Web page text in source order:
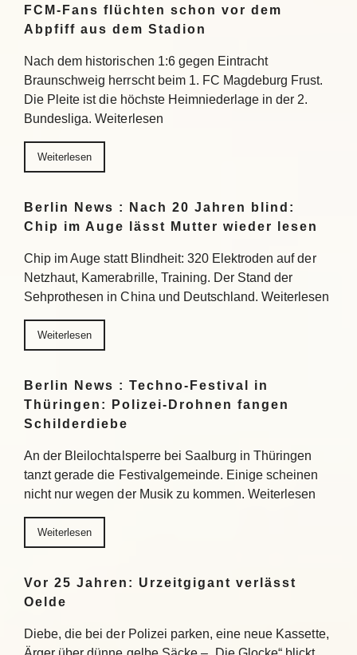
FCM-Fans flüchten schon vor dem
Abpfiff aus dem Stadion
Nach dem historischen 1:6 gegen Eintracht
Braunschweig herrscht beim 1. FC Magdeburg Frust.
Die Pleite ist die höchste Heimniederlage in der 2.
Bundesliga. Weiterlesen
Weiterlesen
Berlin News : Nach 20 Jahren blind:
Chip im Auge lässt Mutter wieder lesen
Chip im Auge statt Blindheit: 320 Elektroden auf der
Netzhaut, Kamerabrille, Training. Der Stand der
Sehprothesen in China und Deutschland. Weiterlesen
Weiterlesen
Berlin News : Techno-Festival in
Thüringen: Polizei-Drohnen fangen
Schilderdiebe
An der Bleilochtalsperre bei Saalburg in Thüringen
tanzt gerade die Festivalgemeinde. Einige scheinen
nicht nur wegen der Musik zu kommen. Weiterlesen
Weiterlesen
Vor 25 Jahren: Urzeitgigant verlässt
Oelde
Diebe, die bei der Polizei parken, eine neue Kassette,